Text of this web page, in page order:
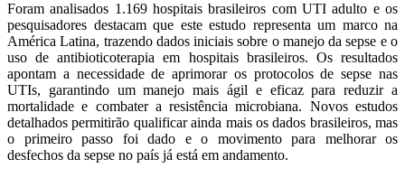
Foram analisados 1.169 hospitais brasileiros com UTI adulto e os
pesquisadores destacam que este estudo representa um marco na
América Latina, trazendo dados iniciais sobre o manejo da sepse e o
uso de antibioticoterapia em hospitais brasileiros. Os resultados
apontam a necessidade de aprimorar os protocolos de sepse nas
UTIs, garantindo um manejo mais ágil e eficaz para reduzir a
mortalidade e combater a resistência microbiana. Novos estudos
detalhados permitirão qualificar ainda mais os dados brasileiros, mas
o primeiro passo foi dado e o movimento para melhorar os
desfechos da sepse no país já está em andamento.